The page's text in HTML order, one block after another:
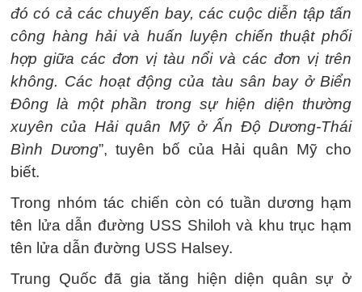
đó có cả các chuyến bay, các cuộc diễn tập tấn
công hàng hải và huấn luyện chiến thuật phối
hợp giữa các đơn vị tàu nổi và các đơn vị trên
không. Các hoạt động của tàu sân bay ở Biển
Đông là một phần trong sự hiện diện thường
xuyên của Hải quân Mỹ ở Ấn Độ Dương-Thái
Bình Dương”, tuyên bố của Hải quân Mỹ cho
biết.
Trong nhóm tác chiến còn có tuần dương hạm
tên lửa dẫn đường USS Shiloh và khu trục hạm
tên lửa dẫn đường USS Halsey.
Trung Quốc đã gia tăng hiện diện quân sự ở